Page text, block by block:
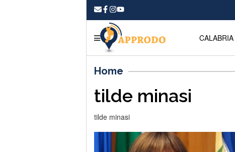
CALABRIA
Home
tilde minasi
tilde minasi